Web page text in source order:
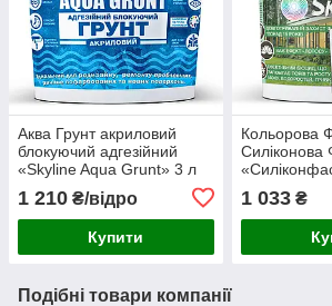
Аква Грунт акриловий
блокуючий адгезійний
«Skyline Aqua Grunt» 3 л
поверхонь)
1 210 ₴/відро
Купити
Кольорова
Силіконова
1010-R80B
1 033₴
Подібні товари компанії